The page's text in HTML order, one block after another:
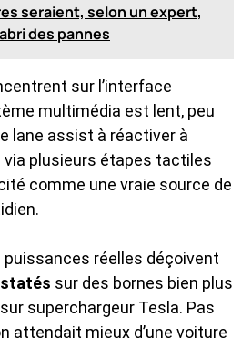
seraient, selon un expert,
des pannes
sur l’interface
multimédia est lent, peu
lane assist à réactiver à
via plusieurs étapes tactiles
comme une vraie source de
puissances réelles déçoivent
sur des bornes bien plus
superchargeur Tesla. Pas
attendait mieux d’une voiture